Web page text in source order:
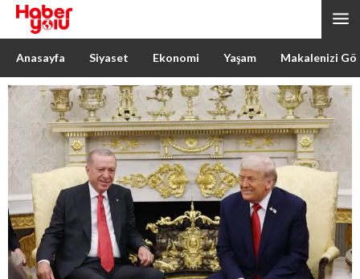
Anasayfa Siyaset Ekonomi Yaşam Makalenizi